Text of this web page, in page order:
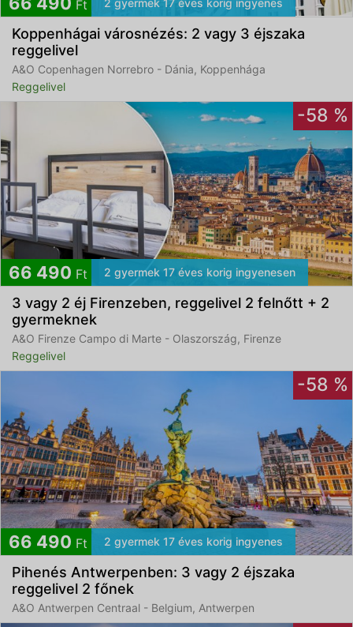
Ft
Koppenhágai városnézés: 2 vagy 3 éjszaka
reggelivel
A&O Copenhagen Norrebro - Dánia, Koppenhága
Reggelivel
-58 %
66 490 Ft 2 gyermek 17 éves korig ingyenesen
3 vagy 2 éj Firenzeben, reggelivel 2 felnőtt + 2
gyermeknek
A&O Firenze Campo di Marte - Olaszország, Firenze
Reggelivel
-58 %
66 490 Ft 2 gyermek 17 éves korig ingyenes
Pihenés Antwerpenben: 3 vagy 2 éjszaka
reggelivel 2 főnek
A&O Antwerpen Centraal - Belgium, Antwerpen